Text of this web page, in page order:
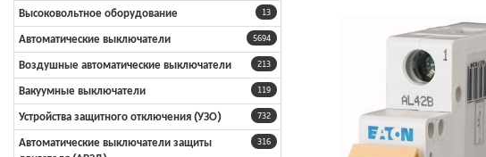
13
Высоковольтное оборудование
5694
Автоматические выключатели
213
Воздушные автоматические выключатели
119
Вакуумные выключатели
732
Устройства защитного отключения (УЗО)
316
Автоматические выключатели защиты